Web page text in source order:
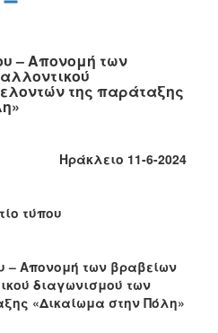
– Απονομή των
της παράταξης
Ηράκλειο 11-6-2024
τύπου
– Απονομή των βραβείων
διαγωνισμού των
«Δικαίωμα στην Πόλη»